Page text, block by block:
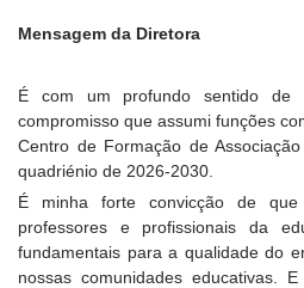
Mensagem da Diretora
É com um profundo sentido de
compromisso que assumi funções
Centro de Formação de
quadriénio de 2026-2030.
É minha forte convicção de
professores e profissionais da
fundamentais para a qualidade do
nossas comunidades educativas.